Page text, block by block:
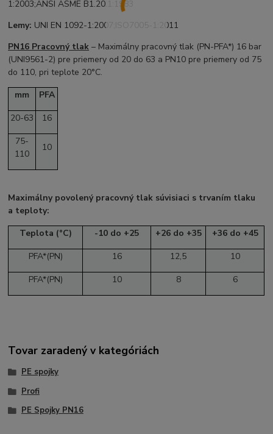
1:2003;ANSI ASME B1.20.1:1983
Lemy: UNI EN 1092-1:2007;ISO7005-1:2011
PN16 Pracovný tlak – Maximálny pracovný tlak (PN-PFA*) 16 bar
(UNI9561-2) pre priemery od 20 do 63 a PN10 pre priemery od 75
do 110, pri teplote 20°C.
mm
PFA
20-63
16
75-
110
10
Maximálny povolený pracovný tlak súvisiaci s trvaním tlaku
a teploty:
Teplota (°C)
-10 do +25 +26 do +35
+36 do +45
PFA*(PN)
16 12,5
10
PFA*(PN)
10 8 6
Tovar zaradený v kategóriách
PE spojky
Profi
PE Spojky PN16